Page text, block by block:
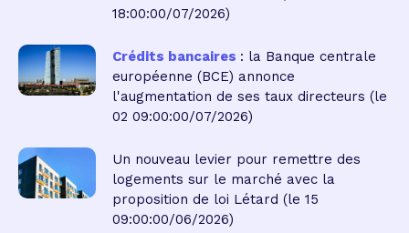
18:00:00/07/2026)
Crédits bancaires : la Banque centrale
européenne (BCE) annonce
l'augmentation de ses taux directeurs (le
02 09:00:00/07/2026)
Un nouveau levier pour remettre des
logements sur le marché avec la
proposition de loi Létard (le 15
09:00:00/06/2026)